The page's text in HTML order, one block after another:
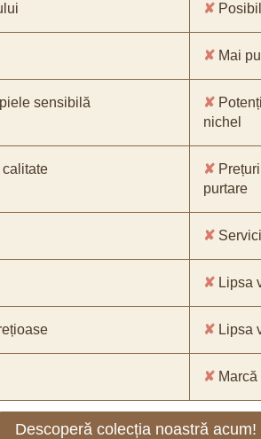
✘
✘ Mai
sensibilă ✘
nichel
calitate ✘
purtare
✘
✘ Lipsa
✘ Lipsa
✘
Descoperă colecția noastră acum!